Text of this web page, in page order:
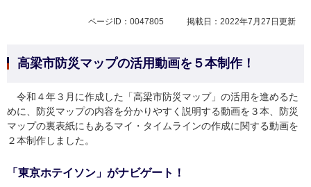
ページID：0047805 掲載日：2022年7月27日更新
高梁市防災マップの活用動画を５本制作！
令和４年３月に作成した「高梁市防災マップ」の活用を進めるた
めに、防災マップの内容を分かりやすく説明する動画を３本、防災
マップの裏表紙にもあるマイ・タイムラインの作成に関する動画を
２本制作しました。
「東京ホテイソン」がナビゲート！